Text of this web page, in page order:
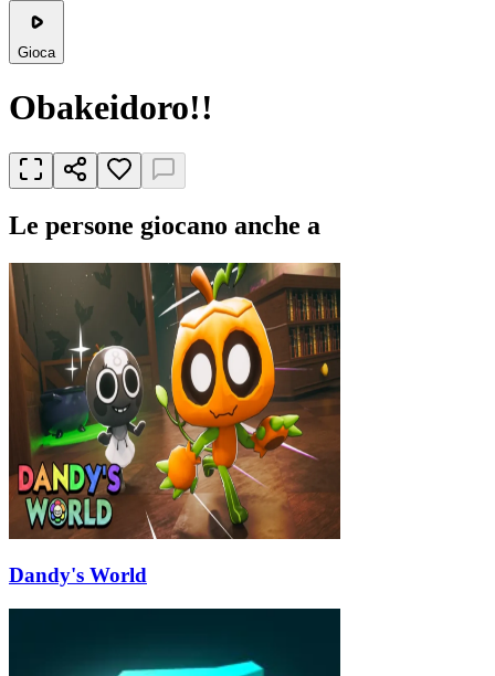
Gioca
Obakeidoro!!
Le persone giocano anche a
Dandy's World